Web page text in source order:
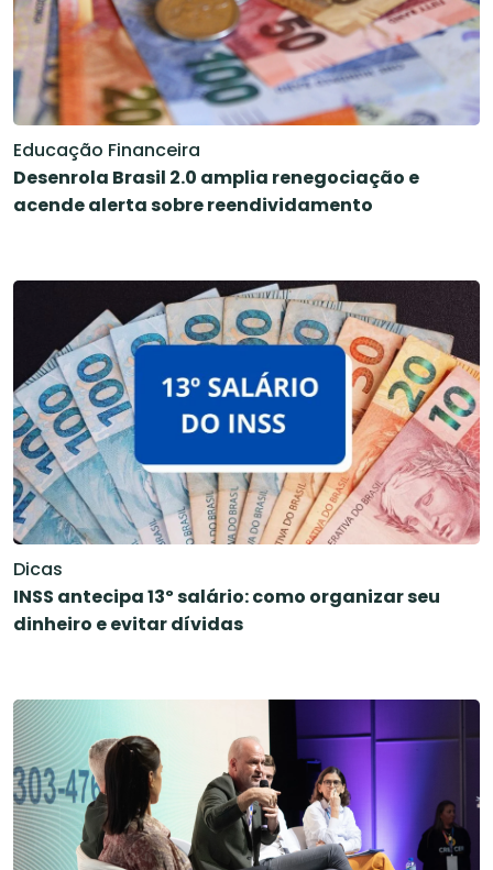
Educação Financeira
Desenrola Brasil 2.0 amplia renegociação e
acende alerta sobre reendividamento
Dicas
INSS antecipa 13º salário: como organizar seu
dinheiro e evitar dívidas